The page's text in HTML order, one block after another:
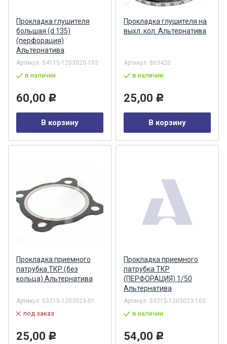
Прокладка глушителя
большая (d 135)
(перфорация)
Альтернатива
Артикул: 54115-1203020-103
в наличии
60,00 Р
В корзину
Прокладка глушителя на
выхл. кол. Альтернатива
Артикул: 863420
в наличии
25,00 Р
В корзину
Прокладка приемного
патрубка ТКР (без
кольца) Альтернатива
Артикул: 53215-1203023-01
под заказ
25,00 Р
Прокладка приемного
патрубка ТКР
(ПЕРФОРАЦИЯ) 1/50
Альтернатива
Артикул: 53215-1203023-103
в наличии
54,00 Р